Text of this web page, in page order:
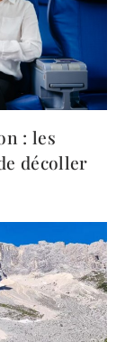
: les
décoller